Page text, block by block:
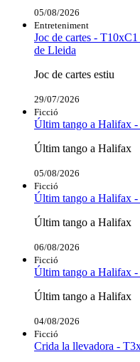
05/08/2026
Entreteniment
Joc de cartes -
de Lleida
Joc de cartes estiu
29/07/2026
Ficció
Últim tango a Halifax
Últim tango a Halifax
05/08/2026
Ficció
Últim tango a Halifax
Últim tango a Halifax
06/08/2026
Ficció
Últim tango a Halifax
Últim tango a Halifax
04/08/2026
Ficció
Crida la llevadora -